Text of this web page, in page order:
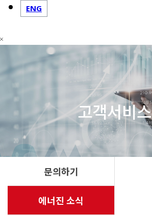
ENG
고객서비스
문의하기
에너진 소식